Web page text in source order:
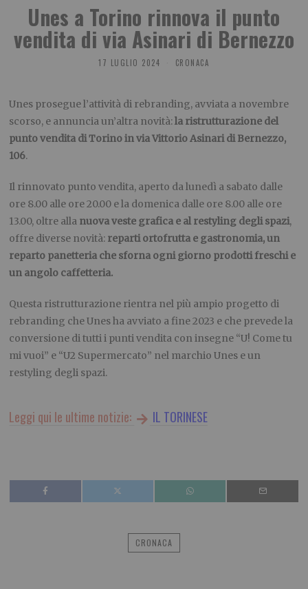
Unes a Torino rinnova il punto
vendita di via Asinari di Bernezzo
17 LUGLIO 2024 CRONACA
Unes prosegue l’attività di rebranding, avviata a novembre
scorso, e annuncia un’altra novità:la ristrutturazione del
punto vendita di Torino in via Vittorio Asinari di Bernezzo,
106.
Il rinnovato punto vendita, aperto da lunedì a sabato dalle
ore 8.00 alle ore 20.00 e la domenica dalle ore 8.00 alle ore
13.00, oltre alla nuova veste grafica e al restyling degli spazi,
offre diverse novità: reparti ortofrutta e gastronomia, un
reparto panetteria che sforna ogni giorno prodotti freschi e
un angolo caffetteria.
Questa ristrutturazione rientra nel più ampio progetto di
rebranding che Unes ha avviato a fine 2023 e che prevede la
conversione di tutti i punti vendita con insegne “U! Come tu
mi vuoi” e “U2 Supermercato” nel marchio Unes e un
restyling degli spazi.
Leggi qui le ultime notizie: IL TORINESE
CRONACA